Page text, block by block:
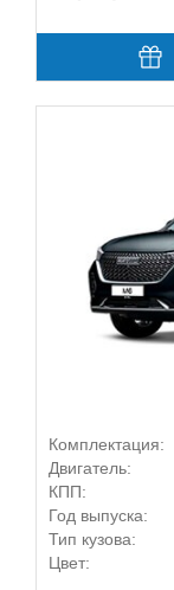
Комплектация:
Двигатель:
КПП:
Год выпуска:
Тип кузова:
Цвет: